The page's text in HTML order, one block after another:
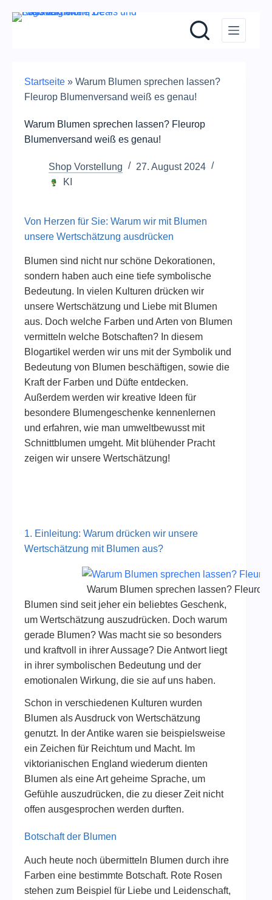
Zum
Startseite » Warum Blumen sprechen lassen?
Fleurop Blumenversand weiß es genau!
Warum Blumen sprechen lassen? Fleurop
Blumenversand weiß es genau!
Shop Vorstellung
27. August 2024
KI
Von Herzen für Sie: Warum wir mit Blumen
unsere Wertschätzung ausdrücken
Blumen sind nicht nur schöne Dekorationen,
sondern haben auch eine tiefe symbolische
Bedeutung. In vielen Kulturen drücken wir
unsere Wertschätzung und Liebe mit Blumen
aus. Doch welche Farben und Arten von Blumen
vermitteln welche Botschaften? In diesem
Blogartikel werden wir uns mit der Symbolik und
Bedeutung von Blumen beschäftigen, sowie die
Kraft der Farben und Düfte entdecken.
Außerdem werden wir kreative Ideen für
besondere Blumengeschenke kennenlernen
und erfahren, wie man umweltbewusst mit
Schnittblumen umgeht. Mit blühender Pracht
zeigen wir unsere Wertschätzung!
1. Einleitung: Warum drücken wir unsere
Wertschätzung mit Blumen aus?
Warum Blumen sprechen lassen?
Blumen sind seit jeher ein beliebtes Geschenk,
um Wertschätzung auszudrücken. Doch warum
gerade Blumen? Was macht sie so besonders
und kraftvoll in ihrer Aussage? Die Antwort liegt
in ihrer symbolischen Bedeutung und der
emotionalen Wirkung, die sie auf uns haben.
Schon in verschiedenen Kulturen wurden
Blumen als Ausdruck von Wertschätzung
genutzt. In der Antike waren sie beispielsweise
ein Zeichen für Reichtum und Macht. Im
viktorianischen England wiederum dienten
Blumen als eine Art geheime Sprache, um
Gefühle auszudrücken, die zu dieser Zeit nicht
offen ausgesprochen werden durften.
Botschaft der Blumen
Auch heute noch übermitteln Blumen durch ihre
Farben eine bestimmte Botschaft. Rote Rosen
stehen zum Beispiel für Liebe und Leidenschaft,